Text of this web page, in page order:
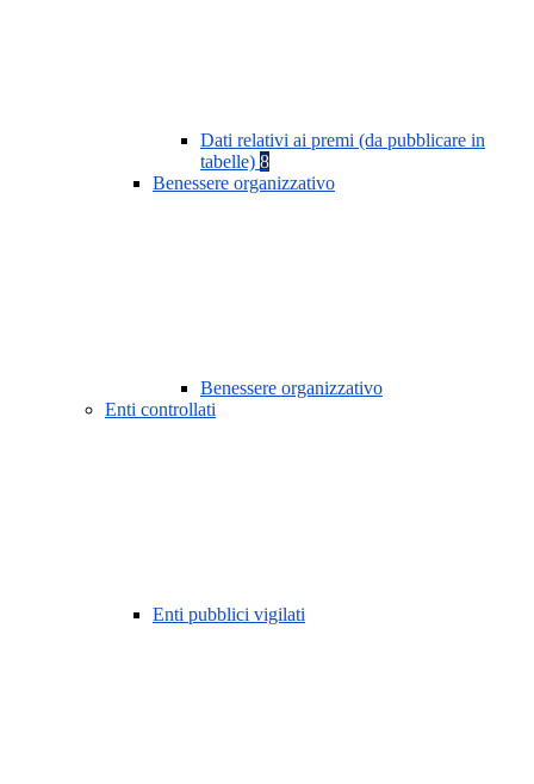
Dati relativi ai premi (da pubblicare in
tabelle) 8
Benessere organizzativo
Benessere organizzativo
Enti controllati
Enti pubblici vigilati